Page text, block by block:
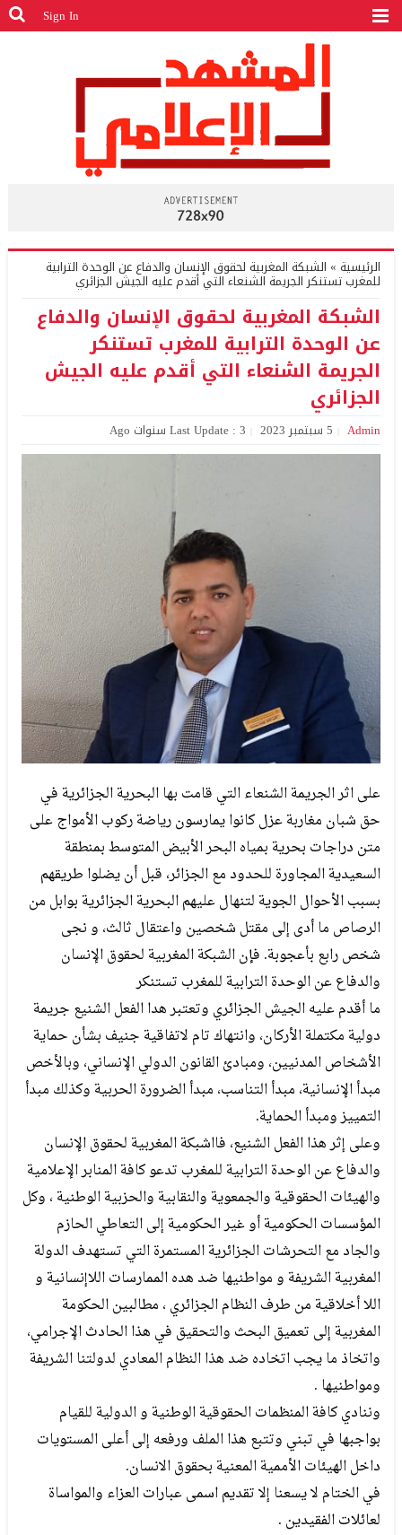
Sign In
الرئيسية » الشبكة المغربية لحقوق الإنسان والدفاع عن الوحدة الترابية
للمغرب تستنكر الجريمة الشنعاء التي أقدم عليه الجيش الجزائري
الشبكة المغربية لحقوق الإنسان والدفاع
عن الوحدة الترابية للمغرب تستنكر
الجريمة الشنعاء التي أقدم عليه الجيش
الجزائري
Admin 5 سبتمبر 2023 Last Update : 3 سنوات Ago
على اثر الجريمة الشنعاء التي قامت بها البحرية الجزائرية في
حق شبان مغاربة عزل كانوا يمارسون رياضة ركوب الأمواج على
متن دراجات بحرية بمياه البحر الأبيض المتوسط بمنطقة
السعيدية المجاورة للحدود مع الجزائر، قبل أن يضلوا طريقهم
بسبب الأحوال الجوية لتنهال عليهم البحرية الجزائرية بوابل من
الرصاص ما أدى إلى مقتل شخصين واعتقال ثالث، و نجى
شخص رابع بأعجوبة. فإن الشبكة المغربية لحقوق الإنسان
والدفاع عن الوحدة الترابية للمغرب تستنكر
ما أقدم عليه الجيش الجزائري وتعتبر هدا الفعل الشنيع جريمة
دولية مكتملة الأركان، وانتهاك تام لاتفاقية جنيف بشأن حماية
الأشخاص المدنيين، ومبادئ القانون الدولي الإنساني، وبالأخص
مبدأ الإنسانية، مبدأ التناسب، مبدأ الضرورة الحربية وكذلك مبدأ
التمييز ومبدأ الحماية.
وعلى إثر هذا الفعل الشنيع، فااشبكة المغربية لحقوق الإنسان
والدفاع عن الوحدة الترابية للمغرب تدعو كافة المنابر الإعلامية
والهيئات الحقوقية والجمعوية والنقابية والحزبية الوطنية ، وكل
المؤسسات الحكومية أو غير الحكومية إلى التعاطي الحازم
والجاد مع التحرشات الجزائرية المستمرة التي تستهدف الدولة
المغربية الشريفة و مواطنيها ضد هده الممارسات اللاإنسانية و
اللا أخلاقية من طرف النظام الجزائري ، مطالبين الحكومة
المغربية إلى تعميق البحث والتحقيق في هذا الحادث الإجرامي،
واتخاذ ما يجب اتخاده ضد هذا النظام المعادي لدولتنا الشريفة
ومواطنيها .
وننادي كافة المنظمات الحقوقية الوطنية و الدولية للقيام
بواجبها في تبني وتتبع هذا الملف ورفعه إلى أعلى المستويات
داخل الهيئات الأممية المعنية بحقوق الانسان.
في الختام لا يسعنا إلا تقديم اسمى عبارات العزاء والمواساة
لعائلات الفقيدين .